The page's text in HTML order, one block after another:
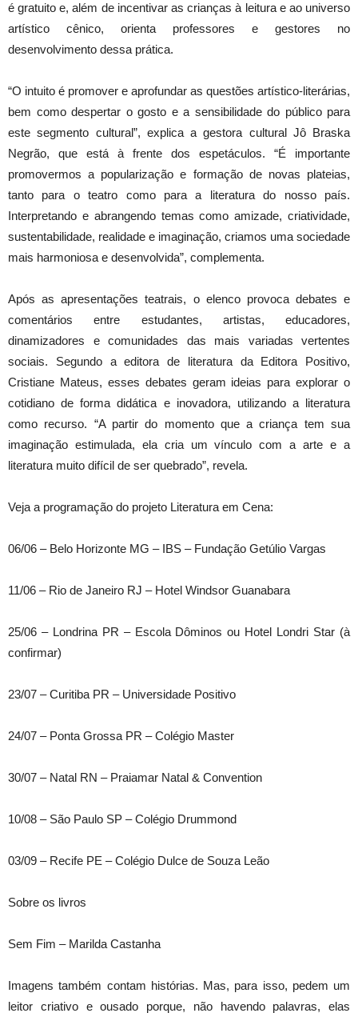
é gratuito e, além de incentivar as crianças à leitura e ao universo
artístico cênico, orienta professores e gestores no
desenvolvimento dessa prática.
“O intuito é promover e aprofundar as questões artístico-literárias,
bem como despertar o gosto e a sensibilidade do público para
este segmento cultural”, explica a gestora cultural Jô Braska
Negrão, que está à frente dos espetáculos. “É importante
promovermos a popularização e formação de novas plateias,
tanto para o teatro como para a literatura do nosso país.
Interpretando e abrangendo temas como amizade, criatividade,
sustentabilidade, realidade e imaginação, criamos uma sociedade
mais harmoniosa e desenvolvida”, complementa.
Após as apresentações teatrais, o elenco provoca debates e
comentários entre estudantes, artistas, educadores,
dinamizadores e comunidades das mais variadas vertentes
sociais. Segundo a editora de literatura da Editora Positivo,
Cristiane Mateus, esses debates geram ideias para explorar o
cotidiano de forma didática e inovadora, utilizando a literatura
como recurso. “A partir do momento que a criança tem sua
imaginação estimulada, ela cria um vínculo com a arte e a
literatura muito difícil de ser quebrado”, revela.
Veja a programação do projeto Literatura em Cena:
06/06 – Belo Horizonte MG – IBS – Fundação Getúlio Vargas
11/06 – Rio de Janeiro RJ – Hotel Windsor Guanabara
25/06 – Londrina PR – Escola Dôminos ou Hotel Londri Star (à
confirmar)
23/07 – Curitiba PR – Universidade Positivo
24/07 – Ponta Grossa PR – Colégio Master
30/07 – Natal RN – Praiamar Natal & Convention
10/08 – São Paulo SP – Colégio Drummond
03/09 – Recife PE – Colégio Dulce de Souza Leão
Sobre os livros
Sem Fim – Marilda Castanha
Imagens também contam histórias. Mas, para isso, pedem um
leitor criativo e ousado porque, não havendo palavras, elas